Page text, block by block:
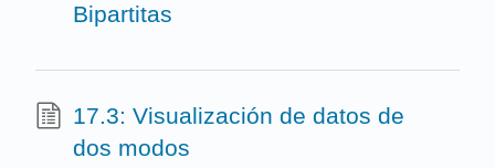
Bipartitas
17.3: Visualización de datos de
dos modos